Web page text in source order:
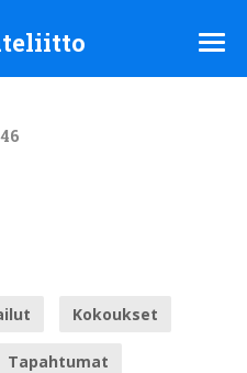
Kokoukset
Tapahtumat